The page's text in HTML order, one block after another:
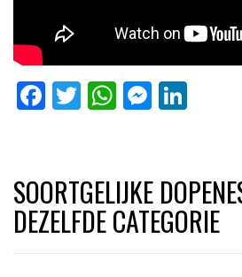
Facebook
Twitter
WhatsApp
SOORTGELIJKE
DEZELFDE CATEGORIE